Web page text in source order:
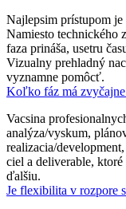
Najlepsim prístupom
Namiesto technického
faza prináša, usetru
Vizualny prehladný
vyznamne pomôcť.
Koľko fáz má
Vacsina
analýza/vyskum,
realizacia/
ciel a deliverable,
ďalšiu.
Je flexibilita v rozpore